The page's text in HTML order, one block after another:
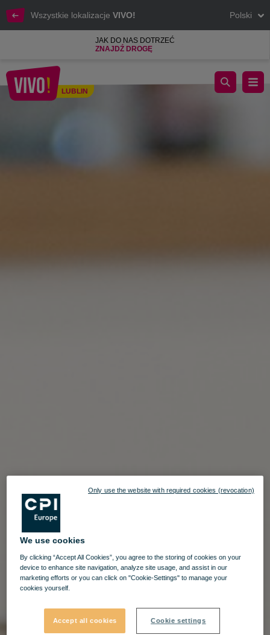
Wszystkie lokalizacje VIVO! Polski
JAK DO NAS DOTRZEĆ
ZNAJDŹ DROGĘ
LUBLIN
Wyposażenie wnętrz, Najpiękniejsze dodatki
We use cookies
By clicking “Accept All Cookies”, you agree to the storing of cookies on your
device to enhance site navigation, analyze site usage, and assist in our
marketing efforts or you can click on "Cookie-Settings" to manage your
cookies yourself.
Accept all cookies Cookie settings
Only use the website with required cookies (revocation)